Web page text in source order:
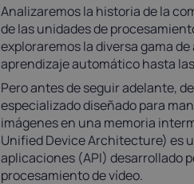
Analizaremos la historia de la
de las unidades de
exploraremos la diversa gama
aprendizaje automático hasta
Pero antes de seguir adelante,
especializado diseñado para
imágenes en una memoria
Unified Device Architecture) es
aplicaciones (API) desarrollado
procesamiento de vídeo.